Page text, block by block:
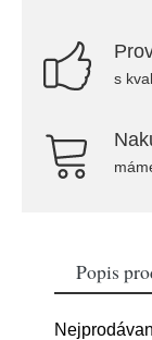
s
Popis